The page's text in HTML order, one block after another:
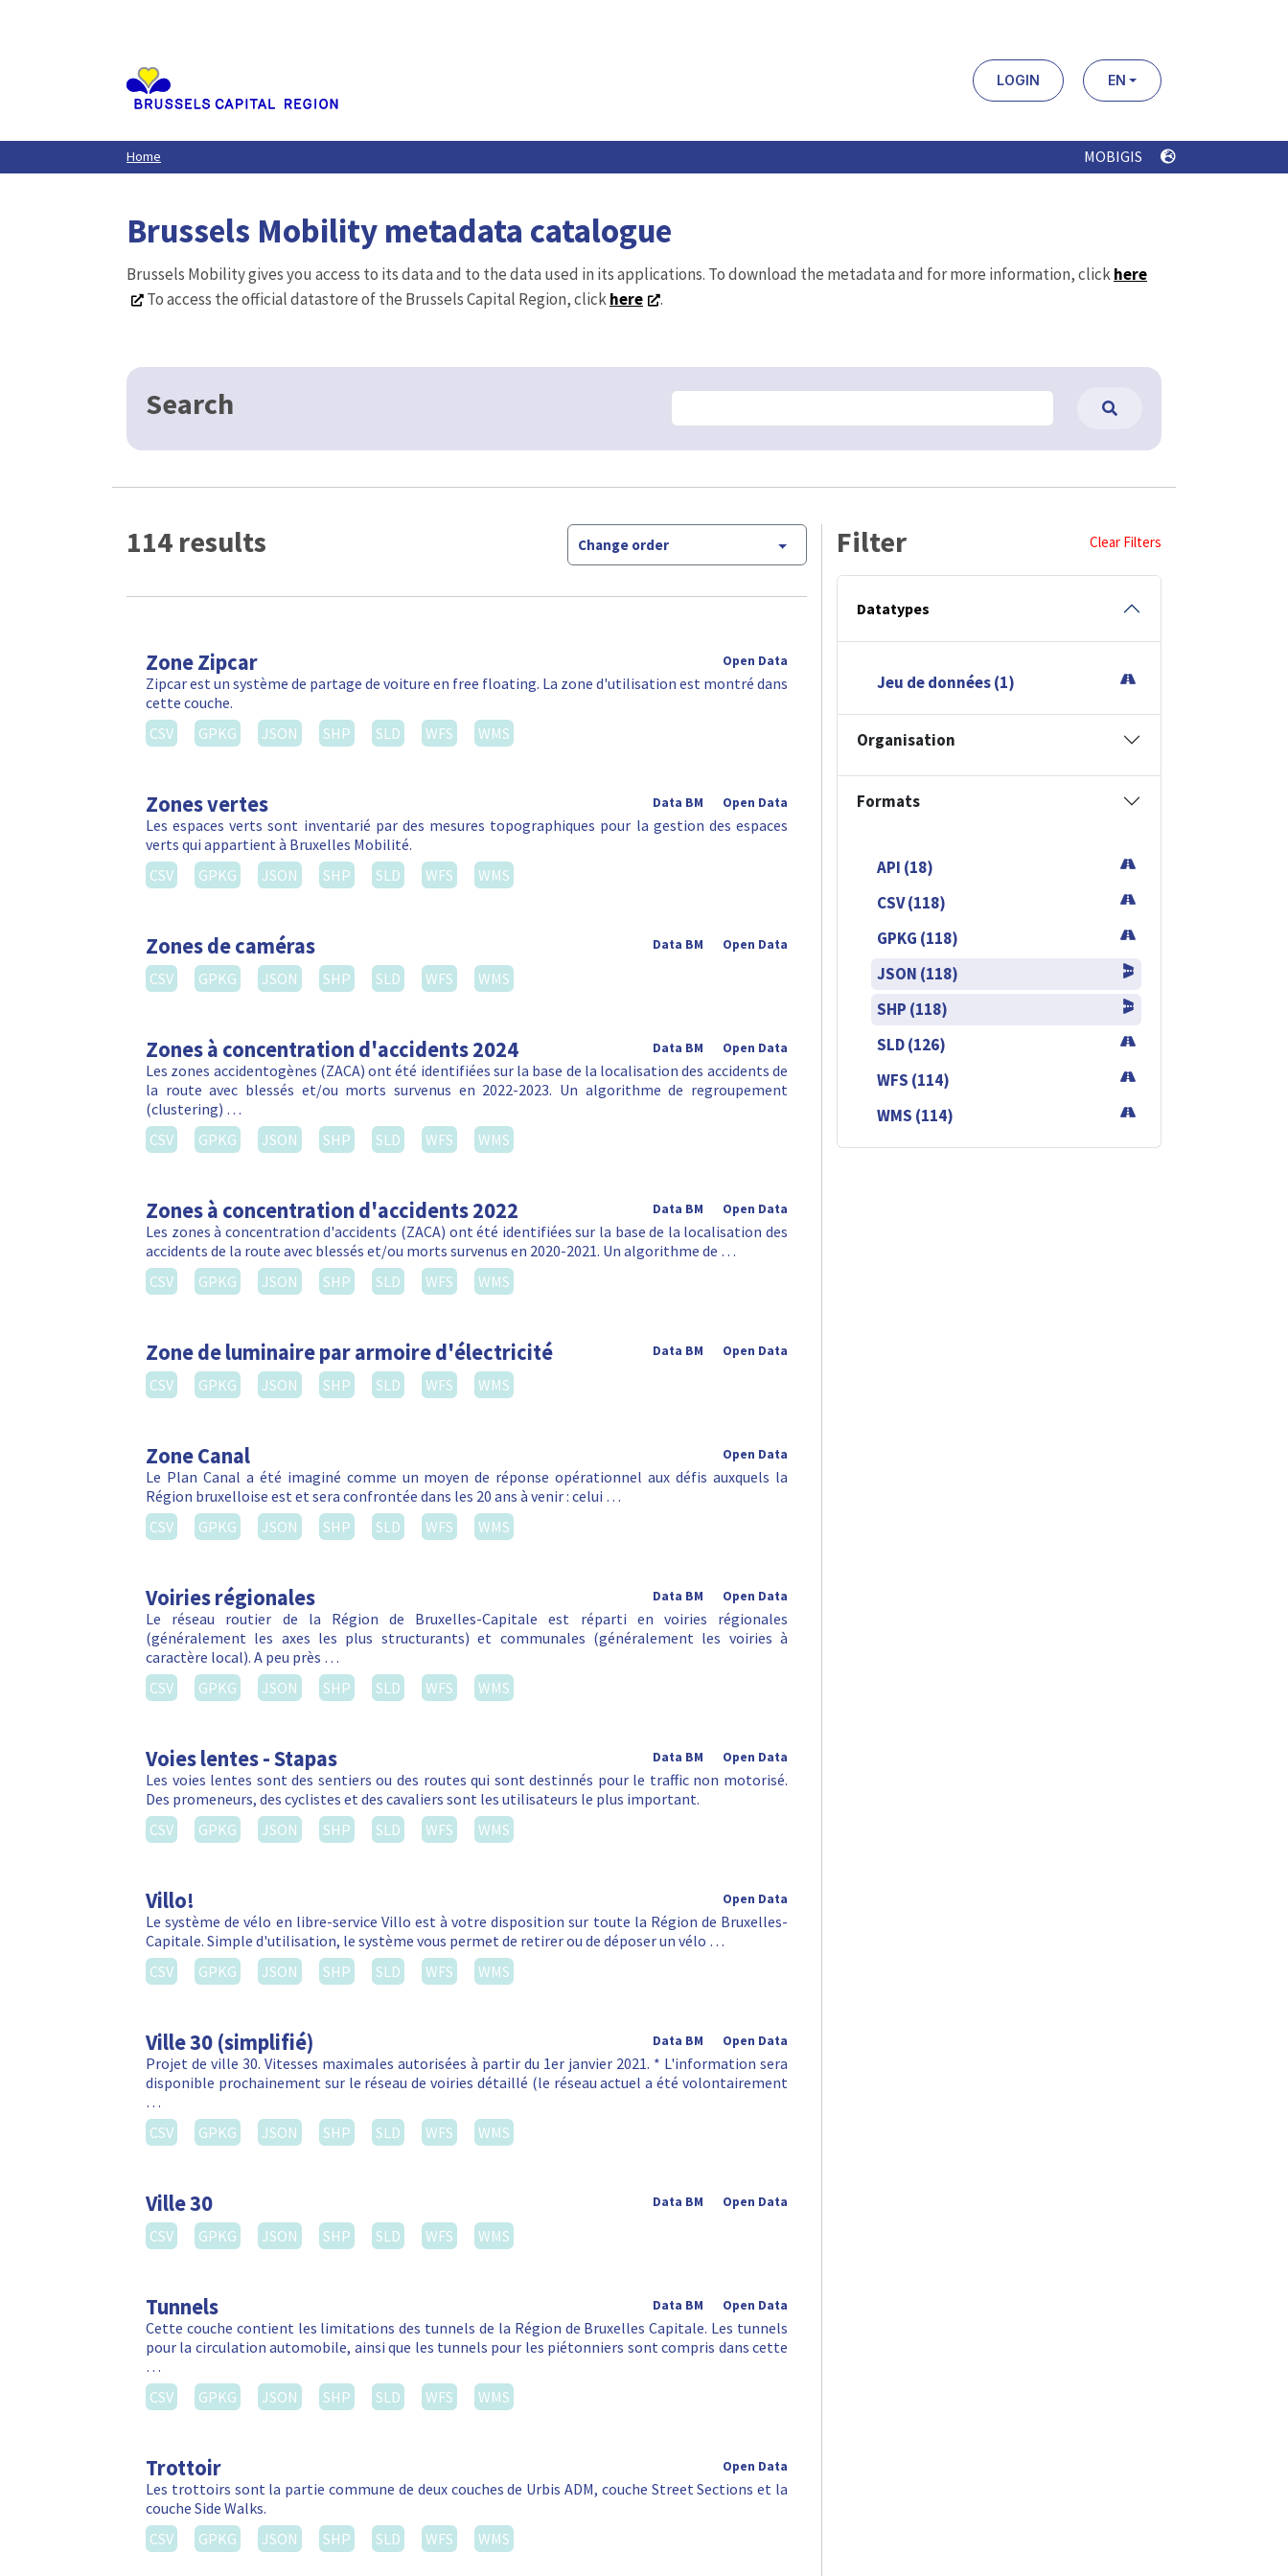
LOGIN EN
Home MOBIGIS
Brussels Mobility metadata catalogue
Brussels Mobility gives you access to its data and to the data used in its applications. To download the metadata and for more information, clickhere
To access the official datastore of the Brussels Capital Region, clickhere .
Search
114 results Change order
Zone Zipcar Open Data
Zipcar est un système de partage de voiture en free floating. La zone d'utilisation est montré dans
cette couche.
CSV
GPKG JSON SHP SLD WFS WMS
Zones vertes Open Data
Data BM
Les espaces verts sont inventarié par des mesures topographiques pour la gestion des espaces
verts qui appartient à Bruxelles Mobilité.
CSV
GPKG JSON SHP SLD WFS WMS
Zones de caméras Open Data
Data BM
CSV GPKG JSON SHP SLD WFS WMS
Zones à concentration d'accidents 2024 Open Data
Data BM
Les zones accidentogènes (ZACA) ont été identifiées sur la base de la localisation des accidents de
la route avec blessés et/ou morts survenus en 2022-2023. Un algorithme de regroupement
(clustering) …
CSV
GPKG JSON SHP SLD WFS WMS
Zones à concentration d'accidents 2022 Open Data
Data BM
Les zones à concentration d'accidents (ZACA) ont été identifiées sur la base de la localisation des
accidents de la route avec blessés et/ou morts survenus en 2020-2021. Un algorithme de …
CSV
GPKG JSON SHP SLD WFS WMS
Zone de luminaire par armoire d'électricité Open Data
Data BM
CSV GPKG JSON SHP SLD WFS WMS
Zone Canal Open Data
Le Plan Canal a été imaginé comme un moyen de réponse opérationnel aux défis auxquels la
Région bruxelloise est et sera confrontée dans les 20 ans à venir : celui …
CSV
GPKG JSON SHP SLD WFS WMS
Voiries régionales Open Data
Data BM
Le réseau routier de la Région de Bruxelles-Capitale est réparti en voiries régionales
(généralement les axes les plus structurants) et communales (généralement les voiries à
caractère local). A peu près …
CSV
GPKG JSON SHP SLD WFS WMS
Voies lentes - Stapas Open Data
Data BM
Les voies lentes sont des sentiers ou des routes qui sont destinnés pour le traffic non motorisé.
Des promeneurs, des cyclistes et des cavaliers sont les utilisateurs le plus important.
CSV
GPKG JSON SHP SLD WFS WMS
Villo! Open Data
Le système de vélo en libre-service Villo est à votre disposition sur toute la Région de Bruxelles-
Capitale. Simple d'utilisation, le système vous permet de retirer ou de déposer un vélo …
CSV
GPKG JSON SHP SLD WFS WMS
Ville 30 (simplifié) Open Data
Data BM
Projet de ville 30. Vitesses maximales autorisées à partir du 1er janvier 2021. * L'information sera
disponible prochainement sur le réseau de voiries détaillé (le réseau actuel a été volontairement
…
CSV
GPKG JSON SHP SLD WFS WMS
Ville 30 Open Data
Data BM
CSV GPKG JSON SHP SLD WFS WMS
Tunnels Open Data
Data BM
Cette couche contient les limitations des tunnels de la Région de Bruxelles Capitale. Les tunnels
pour la circulation automobile, ainsi que les tunnels pour les piétonniers sont compris dans cette
…
CSV
GPKG JSON SHP SLD WFS WMS
Trottoir Open Data
Les trottoirs sont la partie commune de deux couches de Urbis ADM, couche Street Sections et la
couche Side Walks.
CSV
GPKG JSON SHP SLD WFS WMS
Filter Clear Filters
Datatypes
Jeu de données (1)
Organisation
Formats
API (18)
CSV (118)
GPKG (118)
JSON (118)
SHP (118)
SLD (126)
WFS (114)
WMS (114)